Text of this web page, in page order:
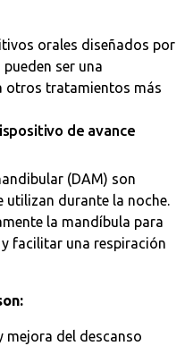
orales diseñados por
ser una
otros tratamientos más
de avance
(DAM) son
utilizan durante la noche.
la mandíbula para
facilitar una respiración
mejora del descanso